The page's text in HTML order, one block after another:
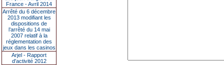
France - Avril 2014
Arrêté du 6 décembre
2013 modifiant les
dispositions de
l’arrêté du 14 mai
2007 relatif à la
réglementation des
jeux dans les casinos
Arjel - Rapport
d'activité 2012